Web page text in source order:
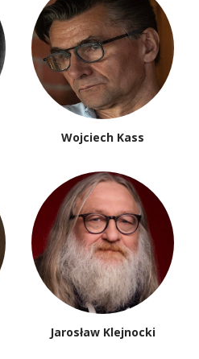
Wojciech Kass
Jarosław Klejnocki